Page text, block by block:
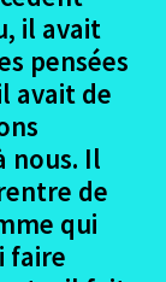
il avait
pensées
avait de
nous. Il
de
qui
faire